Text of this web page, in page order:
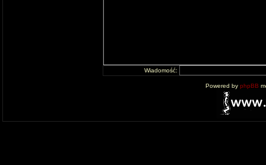
Wiadomość:
Powered by phpBB